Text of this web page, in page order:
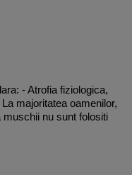
- Atrofia fiziologica,
majoritatea oamenilor,
nu sunt folositi